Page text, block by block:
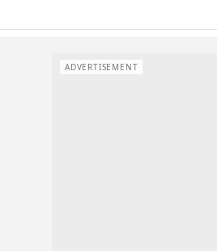
ADVERTISEMENT